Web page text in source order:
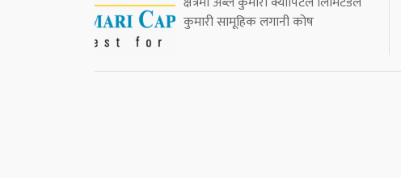
कुमारी सामूहिक लगानी कोष